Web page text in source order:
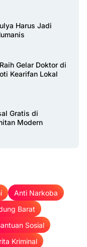
Harus Jadi
Gelar Doktor di
Kearifan Lokal
Gratis di
Modern
Anti Narkoba
Barat
Sosial
Kriminal